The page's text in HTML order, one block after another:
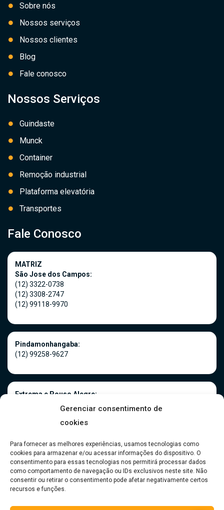
Gerenciar consentimento de
cookies
Para fornecer as melhores experiências, usamos tecnologias como
cookies para armazenar e/ou acessar informações do dispositivo. O
consentimento para essas tecnologias nos permitirá processar dados
como comportamento de navegação ou IDs exclusivos neste site. Não
consentir ou retirar o consentimento pode afetar negativamente certos
recursos e funções.
Sobre nós
Nossos serviços
Nossos clientes
Blog
Fale conosco
Nossos Serviços
Guindaste
Munck
Container
Remoção industrial
Plataforma elevatória
Transportes
Fale Conosco
MATRIZ
São Jose dos Campos:
(12) 3322-0738
(12) 3308-2747
(12) 99118-9970
Pindamonhangaba:
(12) 99258-9627
Extrema e Pouso Alegre:
(35) 3181-0966
Caraguatatuba:
(12) 99118-9970